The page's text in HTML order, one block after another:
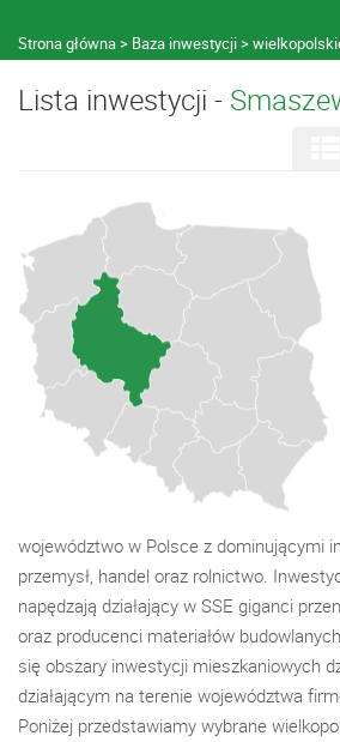
Strona główna Baza inwestycji
Lista inwestycji -
województwo w Polsce z dominującymi
przemysł, handel oraz rolnictwo.
napędzają działający w SSE giganci
oraz producenci materiałów
się obszary inwestycji mieszkaniowych
działającym na terenie województwa
Poniżej przedstawiamy wybrane